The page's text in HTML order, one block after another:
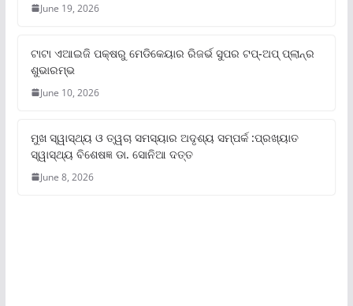
June 19, 2026
ଟାଟା ଏଆଇଜି ପକ୍ଷରୁ ମେଡିକେୟାର ରିଜର୍ଭ ସୁପର ଟପ୍‌-ଅପ୍ ପ୍ଲାନ୍‌ର
ଶୁଭାରମ୍ଭ
June 10, 2026
ମୁଖ ସ୍ୱାସ୍ଥ୍ୟ ଓ ତ୍ୱଚା ସମସ୍ୟାର ଅଦୃଶ୍ୟ ସମ୍ପର୍କ :ପ୍ରଖ୍ୟାତ
ସ୍ୱାସ୍ଥ୍ୟ ବିଶେଷଜ୍ଞ ଡା. ସୋନିଆ ଦତ୍ତ
June 8, 2026